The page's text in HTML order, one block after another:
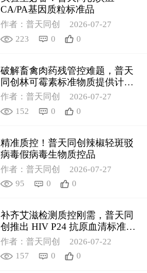
CA/PA基因质粒标准品
作者：普天同创
2026-07-27
223
0 0
破解畜禽肉药残管控难题，普天
同创林可霉素标准物质提供计量
支撑
作者：普天同创
2026-07-27
152
0 0
精准质控！普天同创辣椒轻斑驳
病毒假病毒生物质控品
作者：普天同创
2026-07-27
95
0 0
补齐艾滋检测质控刚需，普天同
创推出 HIV P24 抗原血清标准物
质
作者：普天同创
2026-07-22
157
0 0